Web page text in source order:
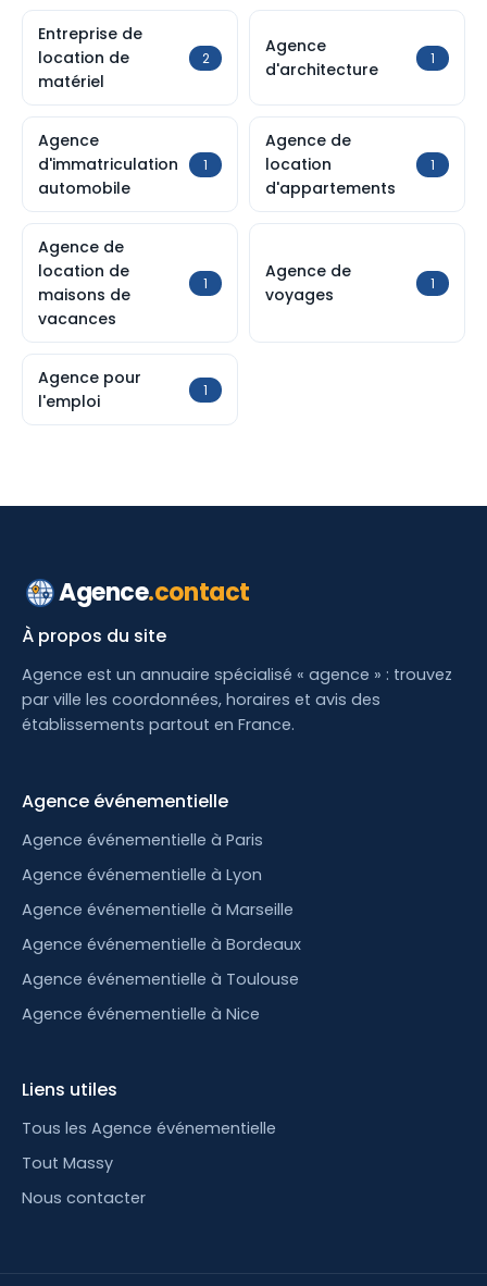
Entreprise de
location de
matériel
2
Agence
d'architecture
1
Agence
d'immatriculation
automobile
1
Agence de
location
d'appartements
1
Agence de
location de
maisons de
vacances
1
Agence de
voyages
1
Agence pour
l'emploi
1
Agence.contact
À propos du site
Agence est un annuaire spécialisé « agence » : trouvez
par ville les coordonnées, horaires et avis des
établissements partout en France.
Agence événementielle
Agence événementielle à Paris
Agence événementielle à Lyon
Agence événementielle à Marseille
Agence événementielle à Bordeaux
Agence événementielle à Toulouse
Agence événementielle à Nice
Liens utiles
Tous les Agence événementielle
Tout Massy
Nous contacter